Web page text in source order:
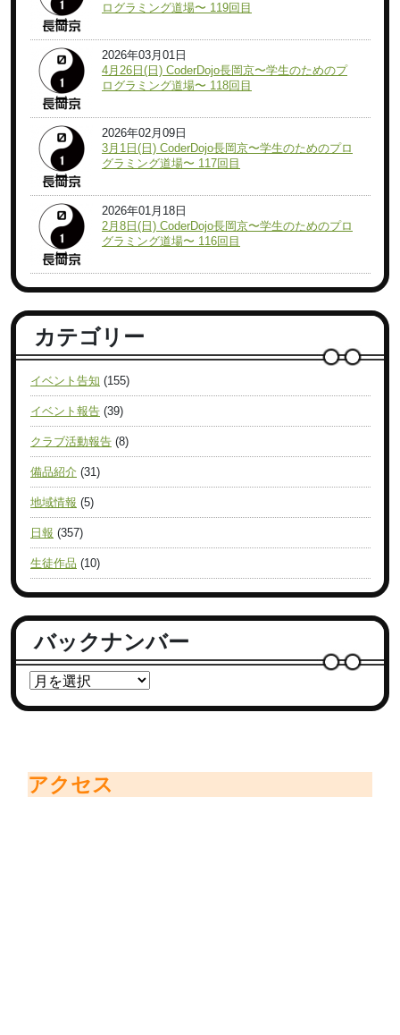
ログラミング道場〜 119回目
2026年03月01日
4月26日(日) CoderDojo長岡京〜学生のためのプ
ログラミング道場〜 118回目
2026年02月09日
3月1日(日) CoderDojo長岡京〜学生のためのプロ
グラミング道場〜 117回目
2026年01月18日
2月8日(日) CoderDojo長岡京〜学生のためのプロ
グラミング道場〜 116回目
カテゴリー
イベント告知 (155)
イベント報告 (39)
クラブ活動報告 (8)
備品紹介 (31)
地域情報 (5)
日報 (357)
生徒作品 (10)
バックナンバー
アクセス